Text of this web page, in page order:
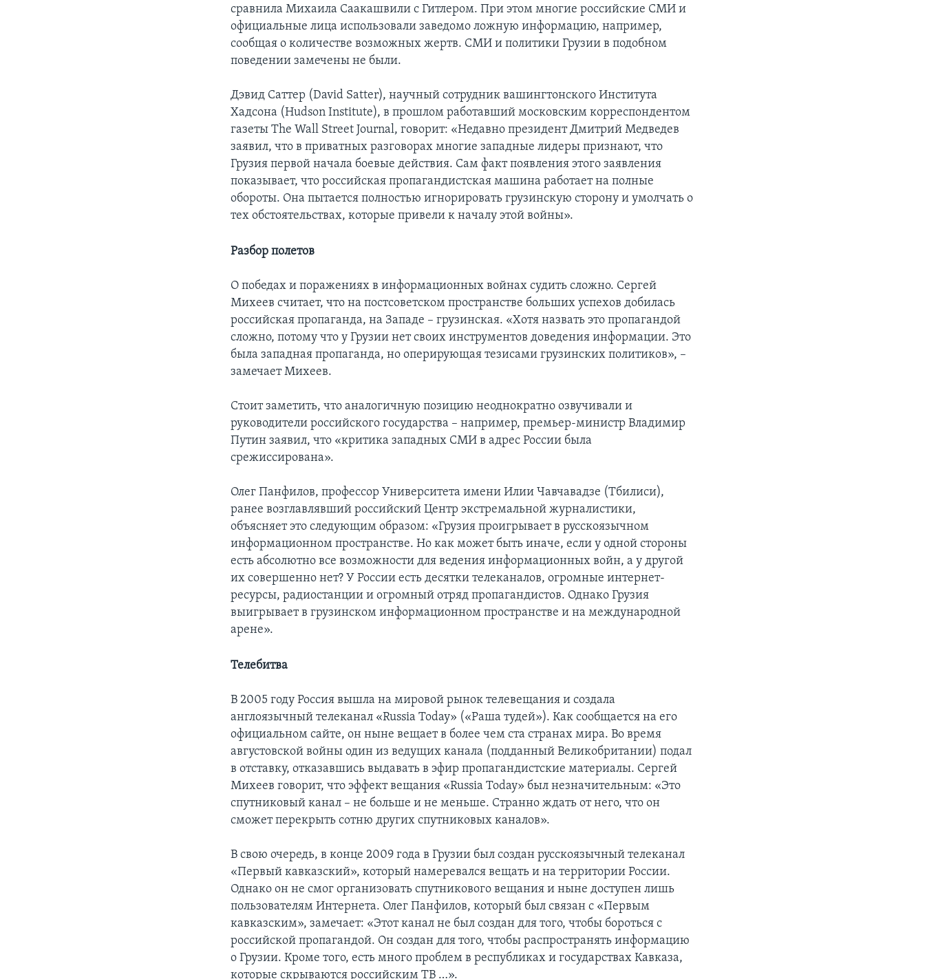
сравнила Михаила Саакашвили с Гитлером. При этом многие российские СМИ и
официальные лица использовали заведомо ложную информацию, например,
сообщая о количестве возможных жертв. СМИ и политики Грузии в подобном
поведении замечены не были.
Дэвид Саттер (David Satter), научный сотрудник вашингтонского Института
Хадсона (Hudson Institute), в прошлом работавший московским корреспондентом
газеты The Wall Street Journal, говорит: «Недавно президент Дмитрий Медведев
заявил, что в приватных разговорах многие западные лидеры признают, что
Грузия первой начала боевые действия. Сам факт появления этого заявления
показывает, что российская пропагандистская машина работает на полные
обороты. Она пытается полностью игнорировать грузинскую сторону и умолчать о
тех обстоятельствах, которые привели к началу этой войны».
Разбор полетов
О победах и поражениях в информационных войнах судить сложно. Сергей
Михеев считает, что на постсоветском пространстве больших успехов добилась
российская пропаганда, на Западе – грузинская. «Хотя назвать это пропагандой
сложно, потому что у Грузии нет своих инструментов доведения информации. Это
была западная пропаганда, но оперирующая тезисами грузинских политиков», –
замечает Михеев.
Стоит заметить, что аналогичную позицию неоднократно озвучивали и
руководители российского государства – например, премьер-министр Владимир
Путин заявил, что «критика западных СМИ в адрес России была
срежиссирована».
Олег Панфилов, профессор Университета имени Илии Чавчавадзе (Тбилиси),
ранее возглавлявший российский Центр экстремальной журналистики,
объясняет это следующим образом: «Грузия проигрывает в русскоязычном
информационном пространстве. Но как может быть иначе, если у одной стороны
есть абсолютно все возможности для ведения информационных войн, а у другой
их совершенно нет? У России есть десятки телеканалов, огромные интернет-
ресурсы, радиостанции и огромный отряд пропагандистов. Однако Грузия
выигрывает в грузинском информационном пространстве и на международной
арене».
Телебитва
В 2005 году Россия вышла на мировой рынок телевещания и создала
англоязычный телеканал «Russia Today» («Раша тудей»). Как сообщается на его
официальном сайте, он ныне вещает в более чем ста странах мира. Во время
августовской войны один из ведущих канала (подданный Великобритании) подал
в отставку, отказавшись выдавать в эфир пропагандистские материалы. Сергей
Михеев говорит, что эффект вещания «Russia Today» был незначительным: «Это
спутниковый канал – не больше и не меньше. Странно ждать от него, что он
сможет перекрыть сотню других спутниковых каналов».
В свою очередь, в конце 2009 года в Грузии был создан русскоязычный телеканал
«Первый кавказский», который намеревался вещать и на территории России.
Однако он не смог организовать спутникового вещания и ныне доступен лишь
пользователям Интернета. Олег Панфилов, который был связан с «Первым
кавказским», замечает: «Этот канал не был создан для того, чтобы бороться с
российской пропагандой. Он создан для того, чтобы распространять информацию
о Грузии. Кроме того, есть много проблем в республиках и государствах Кавказа,
которые скрываются российским ТВ …».